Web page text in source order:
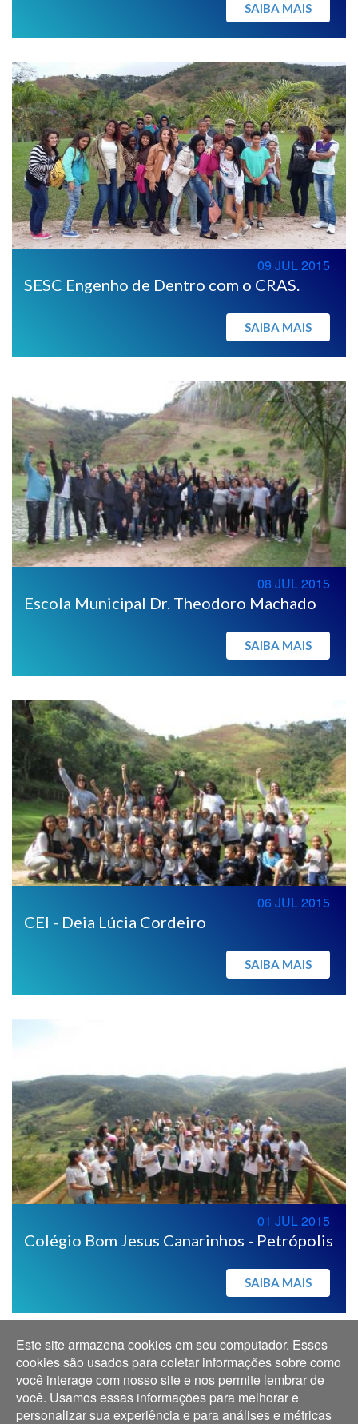
SAIBA MAIS
SESC Engenho de Dentro com o CRAS.
09 JUL 2015
SAIBA MAIS
Escola Municipal Dr. Theodoro Machado
08 JUL 2015
SAIBA MAIS
CEI - Deia Lúcia Cordeiro
06 JUL 2015
SAIBA MAIS
Colégio Bom Jesus Canarinhos - Petrópolis
01 JUL 2015
SAIBA MAIS
Este site armazena cookies em seu computador. Esses
cookies são usados para coletar informações sobre como
você interage com nosso site e nos permite lembrar de
você. Usamos essas informações para melhorar e
personalizar sua experiência e para análises e métricas